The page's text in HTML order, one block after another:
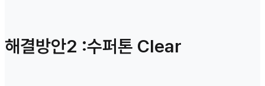
해결방안2 :수퍼톤 Clear